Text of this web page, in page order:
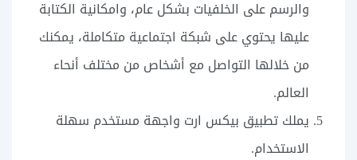
والرسم على الخلفيات بشكل عام، وامكانية الكتابة
عليها يحتوي على شبكة اجتماعية متكاملة، يمكنك
من خلالها التواصل مع أشخاص من مختلف أنحاء
العالم.
يملك تطبيق بيكس ارت واجهة مستخدم سهلة
الاستخدام.